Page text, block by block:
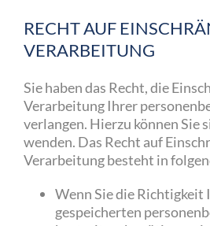
RECHT AUF
VERARBEITUNG
Sie haben das Recht, die
Verarbeitung Ihrer
verlangen. Hierzu können Sie
wenden. Das Recht auf
Verarbeitung besteht in
Wenn Sie die Richtigkeit
gespeicherten